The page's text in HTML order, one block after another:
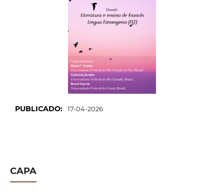
PUBLICADO: 17-04-2026
CAPA